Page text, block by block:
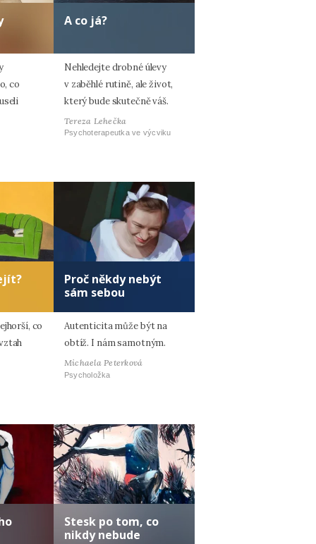
co
A co já?
Nehledejte drobné úlevy
v zaběhlé rutině, ale život,
který bude skutečně váš.
Tereza Lehečka
Psychoterapeutka ve výcviku
co
Proč někdy nebýt
sám sebou
Autenticita může být na
obtíž. I nám samotným.
Michaela Peterková
Psycholožka
Stesk po tom, co
nikdy nebude